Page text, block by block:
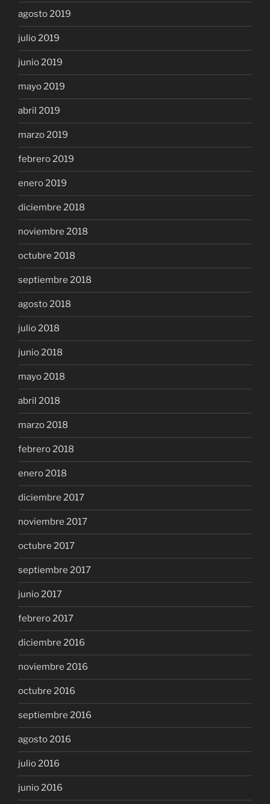
agosto 2019
julio 2019
junio 2019
mayo 2019
abril 2019
marzo 2019
febrero 2019
enero 2019
diciembre 2018
noviembre 2018
octubre 2018
septiembre 2018
agosto 2018
julio 2018
junio 2018
mayo 2018
abril 2018
marzo 2018
febrero 2018
enero 2018
diciembre 2017
noviembre 2017
octubre 2017
septiembre 2017
junio 2017
febrero 2017
diciembre 2016
noviembre 2016
octubre 2016
septiembre 2016
agosto 2016
julio 2016
junio 2016